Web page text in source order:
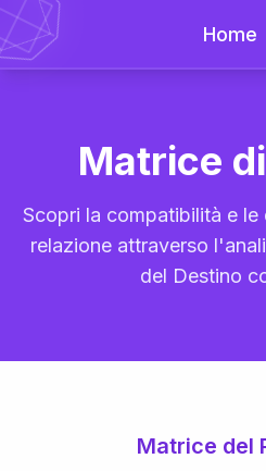
Home
Matrice
Scopri la compatibilità e le
relazione attraverso
del Destino
Matrice del